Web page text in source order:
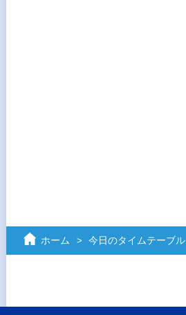
ホーム 今日のタイムテーブル